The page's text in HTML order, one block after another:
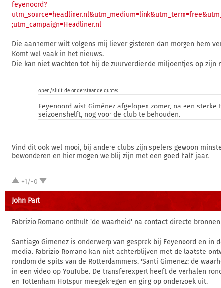
feyenoord?
;utm_campaign=Headliner.nl
Die aannemer wilt volgens mij liever gisteren dan morgen hem
Komt wel vaak in het nieuws.
Die kan niet wachten tot hij de zuurverdiende miljoentjes op zijn
open/sluit de onderstaande quote:
Feyenoord wist Giménez afgelopen zomer, na een sterke
seizoenshelft, nog voor de club te behouden.
Vind dit ook wel mooi, bij andere clubs zijn spelers gewoon
bewonderen en hier mogen we blij zijn met een goed half jaar.
+1/-0
John Part
Fabrizio Romano onthult 'de waarheid' na contact directe bronnen
Santiago Gimenez is onderwerp van gesprek bij Feyenoord en in
media. Fabrizio Romano kan niet achterblijven met de laatste
rondom de spits van de Rotterdammers. 'Santi Gimenez: de
in een video op YouTube. De transferexpert heeft de verhalen
en Tottenham Hotspur meegekregen en ging op onderzoek uit.